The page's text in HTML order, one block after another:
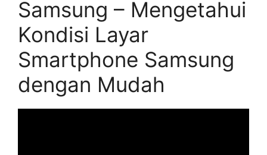
Samsung – Mengetahui
Kondisi Layar
Smartphone Samsung
dengan Mudah